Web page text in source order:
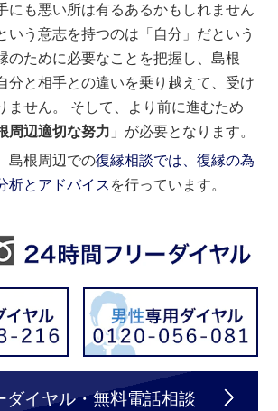
にも悪い所は有るあるかもしれません
いう意志を持つのは「自分」だという
のために必要なことを把握し、島根
分と相手との違いを乗り越えて、受け
ません。 そして、より前に進むため
周辺適切な努力 」が必要となります。
島根周辺での復縁相談では、復縁の為
析とアドバイス を行っています。
ダイヤル・無料電話相談